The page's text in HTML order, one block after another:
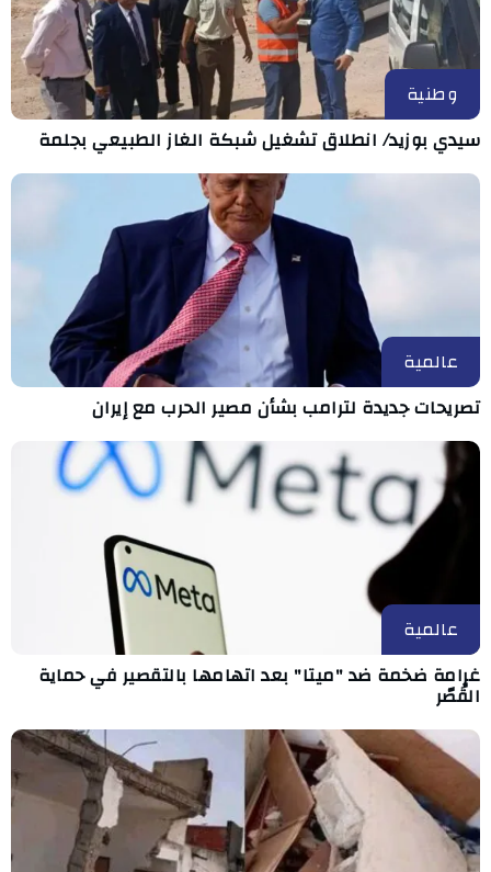
وطنية
سيدي بوزيد/ انطلاق تشغيل شبكة الغاز الطبيعي بجلمة
عالمية
تصريحات جديدة لترامب بشأن مصير الحرب مع إيران
عالمية
غرامة ضخمة ضد "ميتا" بعد اتهامها بالتقصير في حماية
القُصّر